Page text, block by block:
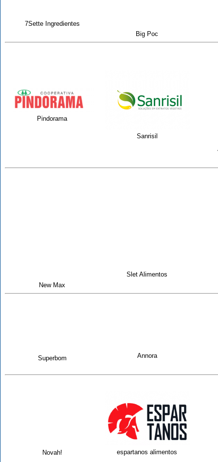
7Sette Ingredientes
Big Poc
Pindorama
Sanrisil
New Max
Slet Alimentos
Superbom Annora
Novah! espartanos alimentos